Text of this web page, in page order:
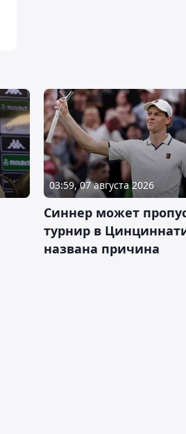
03:59, 07 августа 2026
Синнер может
турнир в
названа причина